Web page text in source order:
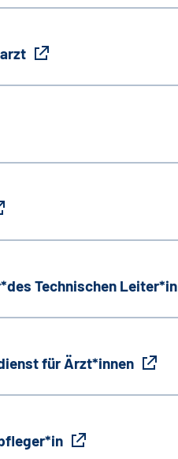
Technischen Leiter*in
für Ärzt*innen